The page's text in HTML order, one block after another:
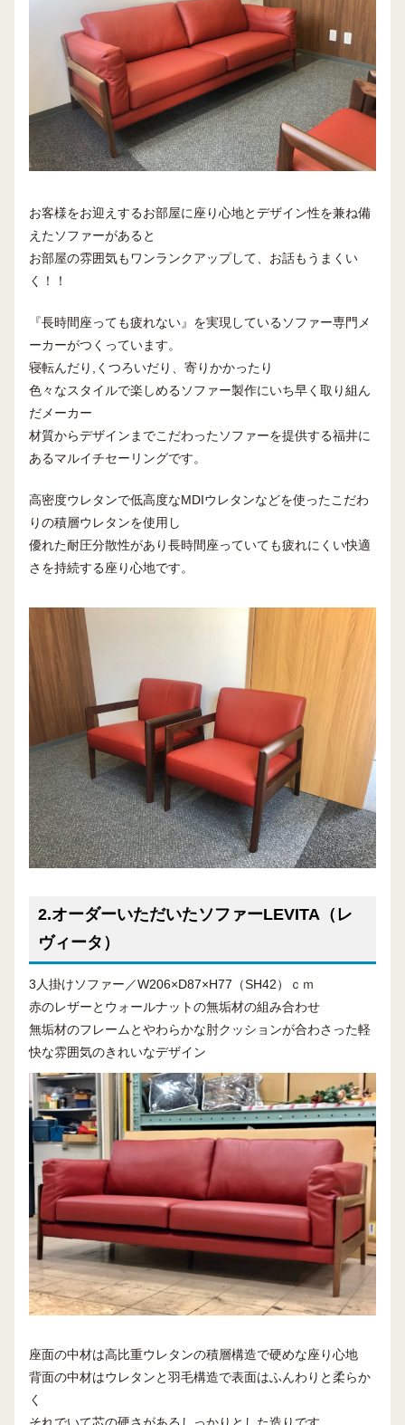
お客様をお迎えするお部屋に座り心地とデザイン性を兼ね備
えたソファーがあると
お部屋の雰囲気もワンランクアップして、お話もうまくい
く！！
『長時間座っても疲れない』を実現しているソファー専門メ
ーカーがつくっています。
寝転んだり,くつろいだり、寄りかかったり
色々なスタイルで楽しめるソファー製作にいち早く取り組ん
だメーカー
材質からデザインまでこだわったソファーを提供する福井に
あるマルイチセーリングです。
高密度ウレタンで低高度なMDIウレタンなどを使ったこだわ
りの積層ウレタンを使用し
優れた耐圧分散性があり長時間座っていても疲れにくい快適
さを持続する座り心地です。
2.オーダーいただいたソファーLEVITA（レ
ヴィータ）
3人掛けソファー／W206×D87×H77（SH42）ｃｍ
赤のレザーとウォールナットの無垢材の組み合わせ
無垢材のフレームとやわらかな肘クッションが合わさった軽
快な雰囲気のきれいなデザイン
座面の中材は高比重ウレタンの積層構造で硬めな座り心地
背面の中材はウレタンと羽毛構造で表面はふんわりと柔らか
く
それでいて芯の硬さがあるしっかりとした造りです。